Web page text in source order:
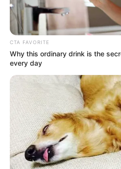
CTA FAVORITE
Why this ordinary drink is the
every day